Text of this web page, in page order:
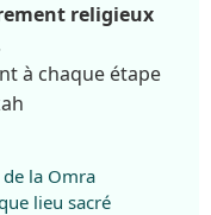
religieux
à chaque étape
la Omra
lieu sacré